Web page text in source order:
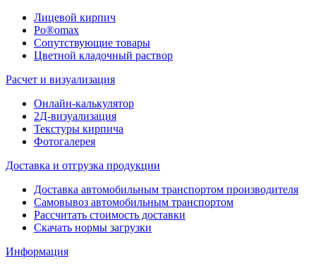
Лицевой кирпич
Po®omax
Сопутствующие товары
Цветной кладочный раствор
Расчет и визуализация
Онлайн-калькулятор
2Д-визуализация
Текстуры кирпича
Фотогалерея
Доставка и отгрузка продукции
Доставка автомобильным транспортом производителя
Самовывоз автомобильным транспортом
Рассчитать стоимость доставки
Скачать нормы загрузки
Информация